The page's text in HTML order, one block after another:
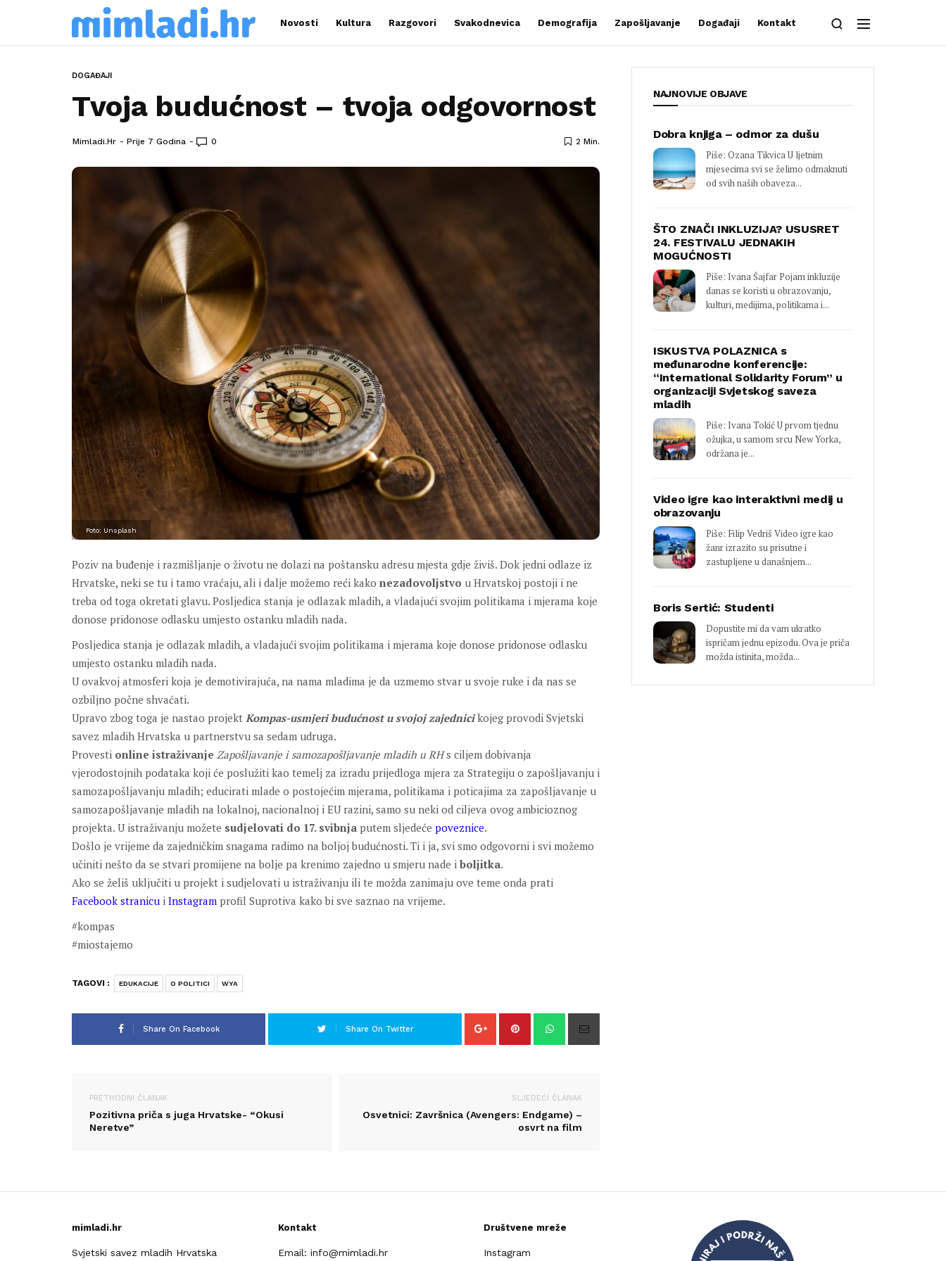
Novosti Kultura Razgovori Svakodnevica Demografija Zapošljavanje Događaji Kontakt
DOGAĐAJI
Tvoja budućnost – tvoja odgovornost
Mimladi.hr Prije 7 Godina 0 2 Min.
Foto: Unsplash
Poziv na buđenje i razmišljanje o životu ne dolazi na poštansku adresu mjesta gdje živiš. Dok jedni odlaze iz
Hrvatske, neki se tu i tamo vraćaju, ali i dalje možemo reći kako nezadovoljstvo u Hrvatskoj postoji i ne
treba od toga okretati glavu. Posljedica stanja je odlazak mladih, a vladajući svojim politikama i mjerama koje
donose pridonose odlasku umjesto ostanku mladih nada.
Posljedica stanja je odlazak mladih, a vladajući svojim politikama i mjerama koje donose pridonose odlasku
umjesto ostanku mladih nada.
U ovakvoj atmosferi koja je demotivirajuća, na nama mladima je da uzmemo stvar u svoje ruke i da nas se
ozbiljno počne shvaćati.
Upravo zbog toga je nastao projekt Kompas-usmjeri budućnost u svojoj zajednicikojeg provodi Svjetski
savez mladih Hrvatska u partnerstvu sa sedam udruga.
Provesti online istraživanje Zapošljavanje i samozapošljavanje mladih u RHs ciljem dobivanja
vjerodostojnih podataka koji će poslužiti kao temelj za izradu prijedloga mjera za Strategiju o zapošljavanju i
samozapošljavanju mladih; educirati mlade o postojećim mjerama, politikama i poticajima za zapošljavanje u
samozapošljavanje mladih na lokalnoj, nacionalnoj i EU razini, samo su neki od ciljeva ovog ambicioznog
projekta. U istraživanju možete sudjelovati do 17. svibnja putem sljedeće poveznice.
Došlo je vrijeme da zajedničkim snagama radimo na boljoj budućnosti. Ti i ja, svi smo odgovorni i svi možemo
učiniti nešto da se stvari promijene na bolje pa krenimo zajedno u smjeru nade i boljitka.
Ako se želiš uključiti u projekt i sudjelovati u istraživanju ili te možda zanimaju ove teme onda prati
Facebook stranicu i Instagram profil Suprotiva kako bi sve saznao na vrijeme.
#kompas
#miostajemo
TAGOVI : EDUKACIJE O POLITICI WYA
Share On Facebook Share On Twitter
PRETHODNI ČLANAK
Pozitivna priča s juga Hrvatske- “Okusi
Neretve”
SLJEDEĆI ČLANAK
Osvetnici: Završnica (Avengers: Endgame) –
osvrt na film
NAJNOVIJE OBJAVE
Dobra knjiga – odmor za dušu
Piše: Ozana Tikvica U ljetnim
mjesecima svi se želimo odmaknuti
od svih naših obaveza...
ŠTO ZNAČI INKLUZIJA? USUSRET
24. FESTIVALU JEDNAKIH
MOGUĆNOSTI
Piše: Ivana Šajfar Pojam inkluzije
danas se koristi u obrazovanju,
kulturi, medijima, politikama i...
ISKUSTVA POLAZNICA s
međunarodne konferencije:
“International Solidarity Forum” u
organizaciji Svjetskog saveza
mladih
Piše: Ivana Tokić U prvom tjednu
ožujka, u samom srcu New Yorka,
održana je...
Video igre kao interaktivni medij u
obrazovanju
Piše: Filip Vedriš Video igre kao
žanr izrazito su prisutne i
zastupljene u današnjem...
Boris Sertić: Studenti
Dopustite mi da vam ukratko
ispričam jednu epizodu. Ova je priča
možda istinita, možda...
mimladi.hr
Svjetski savez mladih Hrvatska
Kontakt
Email: info@mimladi.hr
Društvene mreže
Instagram